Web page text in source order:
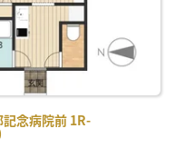
念病院前 1R-